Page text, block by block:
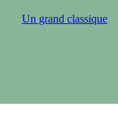
Un grand classique